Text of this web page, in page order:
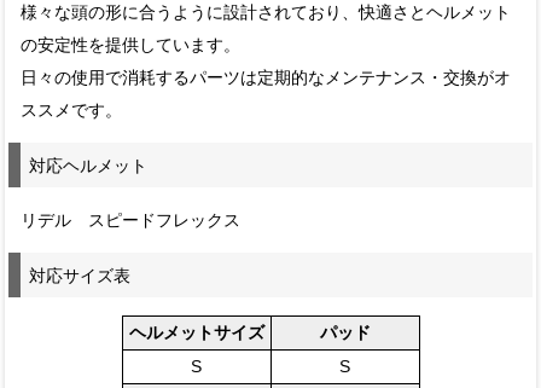
様々な頭の形に合うように設計されており、快適さとヘルメット
の安定性を提供しています。
日々の使用で消耗するパーツは定期的なメンテナンス・交換がオ
ススメです。
対応ヘルメット
リデル スピードフレックス
対応サイズ表
ヘルメットサイズ
パッド
S
S